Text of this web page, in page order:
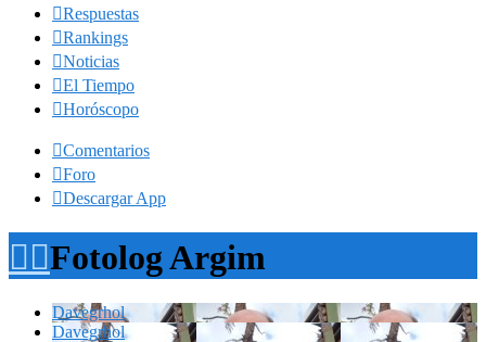
Respuestas
Rankings
Noticias
El Tiempo
Horóscopo
Comentarios
Foro
Descargar App
Fotolog Argim
Davegrhol
Davegrhol